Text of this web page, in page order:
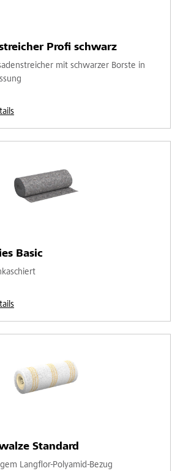
Profi schwarz
mit schwarzer Borste in
Basic
Standard
Langflor-Polyamid-Bezug